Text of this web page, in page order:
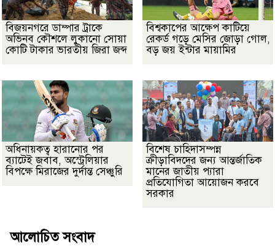
বিজয়নগরে ডাম্পার ট্রাকে
অভিনব কৌশলে লুকানো সোয়া
কোটি টাকার ভারতীয় জিরা জব্দ
বিশ্বকাপের আক্ষেপ কাটিয়ে
রেকর্ড গড়ে মেসির জোড়া গোল,
বড় জয় ইন্টার মায়ামির
অধিনায়কত্ব হারানোর পর
ব্যাটেই জবাব, অস্ট্রেলিয়ার
বিপক্ষে মিরাজের দুর্দান্ত সেঞ্চুরি
বিশেষ চাহিদাসম্পন্ন
ক্রীড়াবিদদের জন্য আন্তর্জাতিক
মানের জাতীয় প্যারা
প্রতিযোগিতা আয়োজন করবে
সরকার
আলোচিত সংবাদ